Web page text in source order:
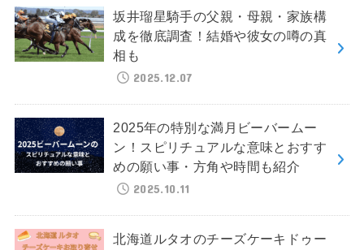
坂井瑠星騎手の父親・母親・家族構
成を徹底調査！結婚や彼女の噂の真
相も
2025.12.07
2025年の特別な満月ビーバームー
ン！スピリチュアルな意味とおすす
めの願い事・方角や時間も紹介
2025.10.11
北海道ルタオのチーズケーキドゥー